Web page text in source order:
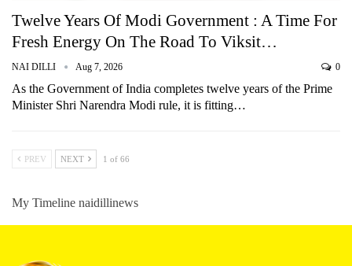
Twelve Years Of Modi Government : A Time For
Fresh Energy On The Road To Viksit…
NAI DILLI Aug 7, 2026 0
As the Government of India completes twelve years of the Prime
Minister Shri Narendra Modi rule, it is fitting…
PREV NEXT 1 of 66
My Timeline naidillinews